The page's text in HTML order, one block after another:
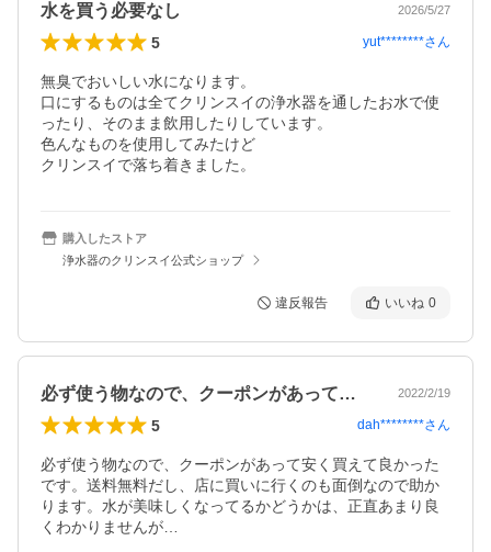
水を買う必要なし 2026/5/27
5 yut********さん
無臭でおいしい水になります。
口にするものは全てクリンスイの浄水器を通したお水で使
ったり、そのまま飲用したりしています。
色んなものを使用してみたけど
クリンスイで落ち着きました。
購入したストア
浄水器のクリンスイ公式ショップ
違反報告 いいね 0
必ず使う物なので、クーポンがあって安く… 2022/2/19
5 dah********さん
必ず使う物なので、クーポンがあって安く買えて良かった
です。送料無料だし、店に買いに行くのも面倒なので助か
ります。水が美味しくなってるかどうかは、正直あまり良
くわかりませんが…